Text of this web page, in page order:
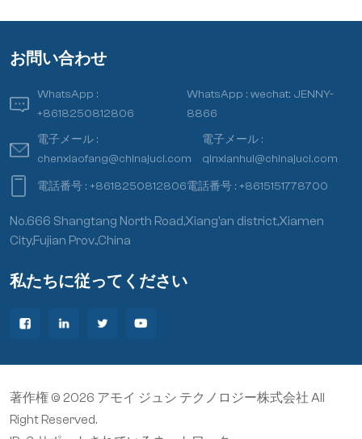
お問い合わせ
WhatsApp :
+8618250812806
WhatsApp :wechat: JENNY-
8866
電子メール :
chenxiaofang@chinajuci.com
電子メール :
qinxianhui@chinajuci.com
電話番号 :+8618250812806電話番号 :+8615151778700
No.666 Shangtang North Road,Xiang’an district,Xiamen
City,Fujian Prov.,China
私たちに従ってください
著作権 © 2026 アモイ ジュシ テクノロジー株式会社 All
Right Reserved.